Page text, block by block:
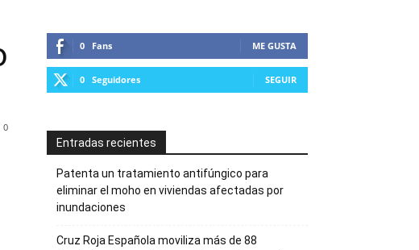
0
0 Fans ME GUSTA
0 Seguidores SEGUIR
Entradas recientes
Patenta un tratamiento antifúngico para
eliminar el moho en viviendas afectadas por
inundaciones
Cruz Roja Española moviliza más de 88